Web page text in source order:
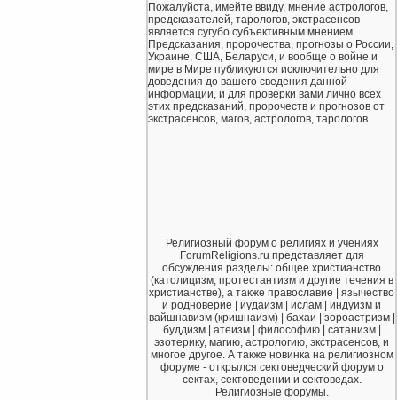
Пожалуйста, имейте ввиду, мнение астрологов,
предсказателей, тарологов, экстрасенсов
является сугубо субъективным мнением.
Предсказания, пророчества, прогнозы о России,
Украине, США, Беларуси, и вообще о войне и
мире в Мире публикуются исключительно для
доведения до вашего сведения данной
информации, и для проверки вами лично всех
этих предсказаний, пророчеств и прогнозов от
экстрасенсов, магов, астрологов, тарологов.
Религиозный форум о религиях и учениях
ForumReligions.ru представляет для
обсуждения разделы: общее христианство
(католицизм, протестантизм и другие течения в
христианстве), а также православие | язычество
и родноверие | иудаизм | ислам | индуизм и
вайшнавизм (кришнаизм) | бахаи | зороастризм |
буддизм | атеизм | философию | сатанизм |
эзотерику, магию, астрологию, экстрасенсов, и
многое другое. А также новинка на религиозном
форуме - открылся сектоведческий форум о
сектах, сектоведении и сектоведах.
Религиозные форумы.